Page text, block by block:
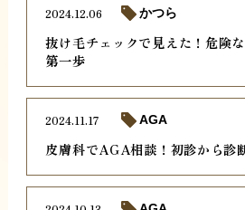
抜け毛チェックで見えた！危険
第一歩
2024.12.06 かつら
皮膚科でAGA相談！初診から診
2024.11.17 AGA